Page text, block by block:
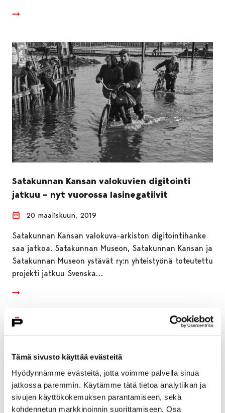
Tämä sivusto käyttää evästeitä
Hyödynnämme evästeitä, jotta voimme palvella sinua
jatkossa paremmin. Käytämme tätä tietoa analytiikan ja
sivujen käyttökokemuksen parantamiseen, sekä
kohdennetun markkinoinnin suorittamiseen. Osa
Satakunnan Kansan valokuvien digitointi
jatkuu – nyt vuorossa lasinegatiivit
20 maaliskuun, 2019
Satakunnan Kansan valokuva-arkiston digitointihanke
saa jatkoa. Satakunnan Museon, Satakunnan Kansan ja
Satakunnan Museon ystävät ry:n yhteistyönä toteutettu
projekti jatkuu Svenska…